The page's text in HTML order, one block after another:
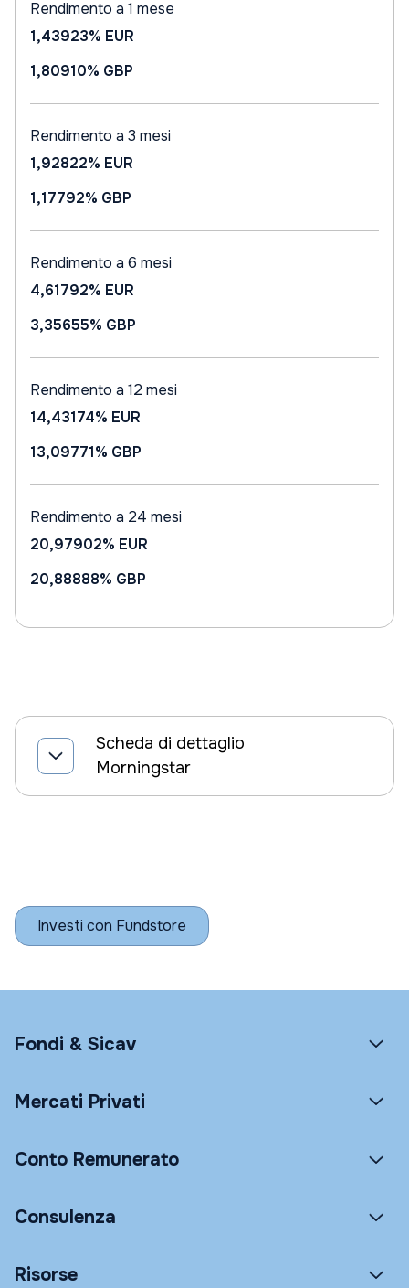
Rendimento a 1 mese
1,43923% EUR
1,80910% GBP
Rendimento a 3 mesi
1,92822% EUR
1,17792% GBP
Rendimento a 6 mesi
4,61792% EUR
3,35655% GBP
Rendimento a 12 mesi
14,43174% EUR
13,09771% GBP
Rendimento a 24 mesi
20,97902% EUR
20,88888% GBP
Scheda di dettaglio
Morningstar
Investi con Fundstore
Fondi & Sicav
Mercati Privati
Conto Remunerato
Consulenza
Risorse